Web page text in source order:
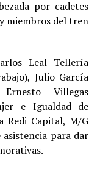
por cadetes
miembros del tren
Leal Tellería
Julio García
Villegas
e Igualdad de
Redi Capital, M/G
para dar